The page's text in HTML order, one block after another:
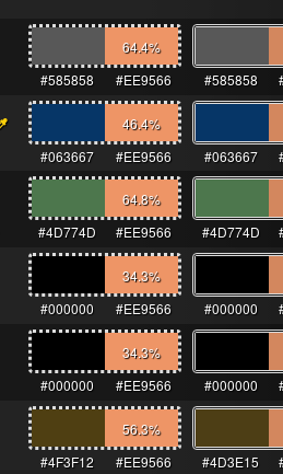
64.4%
#585858
#EE9566 #585858
46.4%
#063667
#EE9566 #063667
64.8%
#4D774D
#EE9566 #4D774D
34.3%
#000000
#EE9566 #000000
34.3%
#000000
#EE9566 #000000
56.3%
#4F3F12
#EE9566 #4D3E15